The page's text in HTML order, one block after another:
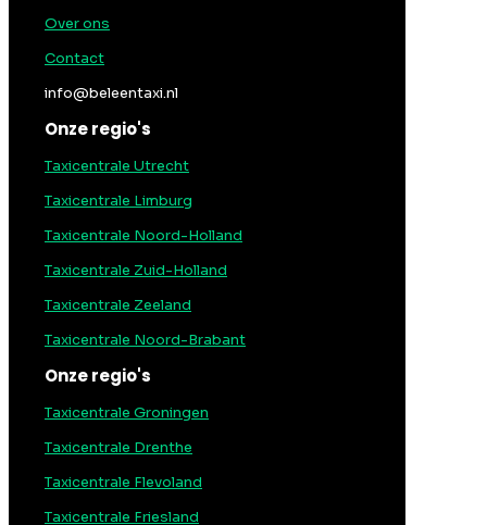
Over ons
Contact
info@beleentaxi.nl
Onze regio's
Taxicentrale Utrecht
Taxicentrale Limburg
Taxicentrale Noord-Holland
Taxicentrale Zuid-Holland
Taxicentrale Zeeland
Taxicentrale Noord-Brabant
Onze regio's
Taxicentrale Groningen
Taxicentrale Drenthe
Taxicentrale Flevoland
Taxicentrale Friesland